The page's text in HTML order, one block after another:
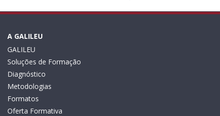
A GALILEU
GALILEU
Soluções de Formação
Diagnóstico
Metodologias
Formatos
Oferta Formativa